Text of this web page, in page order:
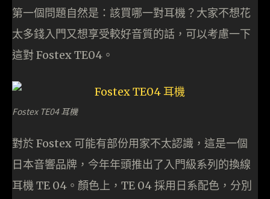
第一個問題自然是：該買哪一對耳機？大家不想花
太多錢入門又想享受較好音質的話，可以考慮一下
這對 Fostex TE04。
Fostex TE04 耳機
對於 Fostex 可能有部份用家不太認識，這是一個
日本音響品牌，今年年頭推出了入門級系列的換線
耳機 TE 04。顏色上，TE 04 採用日系配色，分別